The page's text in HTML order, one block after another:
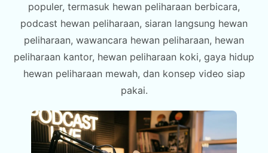
populer, termasuk hewan peliharaan berbicara,
podcast hewan peliharaan, siaran langsung hewan
peliharaan, wawancara hewan peliharaan, hewan
peliharaan kantor, hewan peliharaan koki, gaya hidup
hewan peliharaan mewah, dan konsep video siap
pakai.